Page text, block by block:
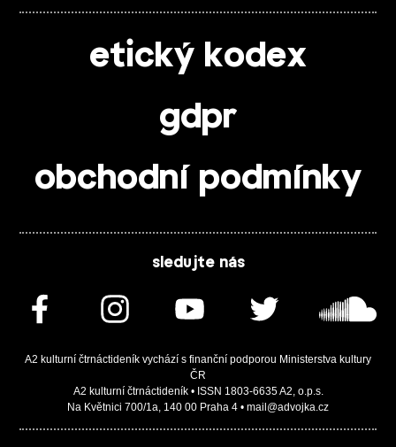
etický kodex
gdpr
obchodní podmínky
sledujte nás
A2 kulturní čtrnáctideník vychází s finanční podporou Ministerstva kultury
ČR
A2 kulturní čtrnáctideník • ISSN 1803-6635 A2, o.p.s.
Na Květnici 700/1a, 140 00 Praha 4 • mail@advojka.cz